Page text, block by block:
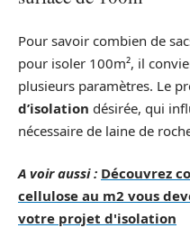
Pour savoir combien de
pour isoler 100m², il
plusieurs paramètres. Le
d’isolation désirée, qui
nécessaire de laine de
A voir aussi : Découvrez
cellulose au m2 vous
votre projet d'isolation